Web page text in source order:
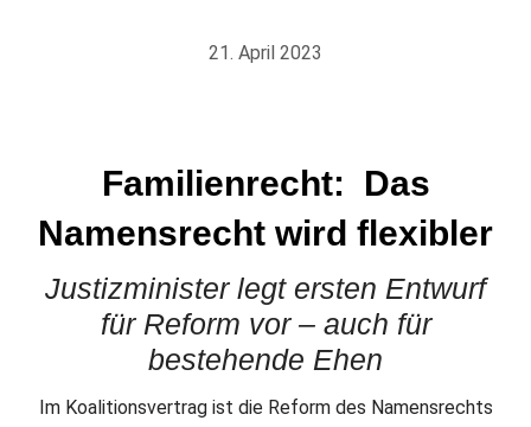
21. April 2023
Familienrecht: Das
Namensrecht wird flexibler
Justizminister legt ersten Entwurf
für Reform vor – auch für
bestehende Ehen
Im Koalitionsvertrag ist die Reform des Namensrechts